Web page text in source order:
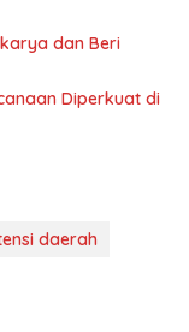
dan Beri
Diperkuat di
daerah